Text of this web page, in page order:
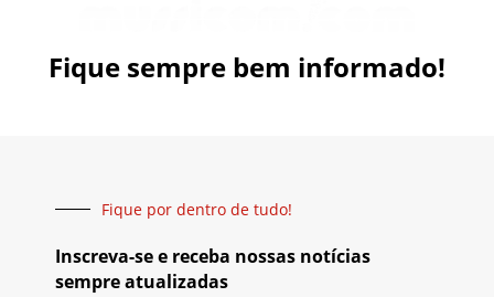
Fique sempre bem informado!
Fique por dentro de tudo!
Inscreva-se e receba nossas notícias
sempre atualizadas